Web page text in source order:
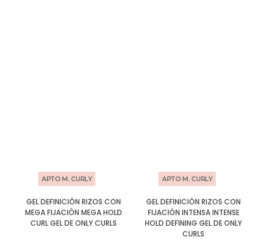
APTO M. CURLY
GEL DEFINICIÓN RIZOS CON
MEGA FIJACIÓN MEGA HOLD
CURL GEL DE ONLY CURLS
APTO M. CURLY
GEL DEFINICIÓN RIZOS CON
FIJACIÓN INTENSA INTENSE
HOLD DEFINING GEL DE ONLY
CURLS